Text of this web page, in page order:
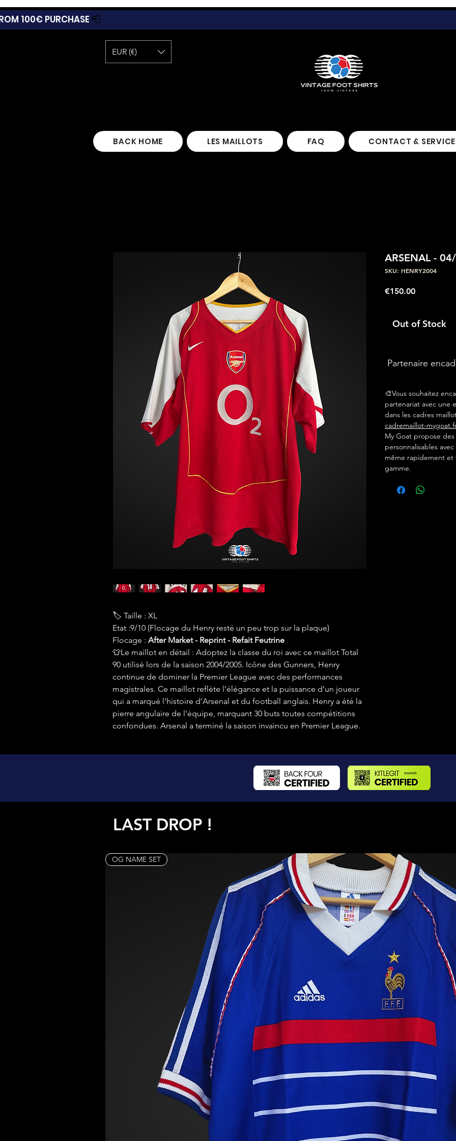
100€ PURCHASE 📮
EUR (€)
BACK HOME LES MAILLOTS FAQ CONTACT &
🏷 Taille : XL
Etat :9/10 (Flocage du Henry resté un peu trop sur la plaque)
Flocage : After Market - Reprint - Refait Feutrine
👕Le maillot en détail : Adoptez la classe du roi avec ce maillot Total
90 utilisé lors de la saison 2004/2005. Icône des Gunners, Henry
continue de dominer la Premier League avec des performances
magistrales. Ce maillot reflète l’élégance et la puissance d’un joueur
qui a marqué l’histoire d’Arsenal et du football anglais. Henry a été la
pierre angulaire de l'équipe, marquant 30 buts toutes compétitions
confondues. Arsenal a terminé la saison invaincu en Premier League.
ARSENAL -
SKU: HENRY2004
€150.00Price
Out of Stock
Partenaire
🎨Vous souhaitez
partenariat avec une
dans les cadres
cadremaillot-
My Goat propose
personnalisables
même rapidement
gamme.
LAST DROP !
OG NAME SET